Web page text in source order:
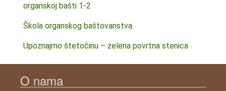
organskoj bašti 1-2
Škola organskog baštovanstva
Upoznajmo štetočinu – zelena povrtna stenica
O nama